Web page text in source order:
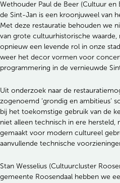
Wethouder Paul de Beer (Cultuur en
de Sint-Jan is een kroonjuweel van
Met deze restauratie behouden we
van grote cultuurhistorische
opnieuw een levende rol in onze
weer het decor vormen voor
programmering in de vernieuwde
Uit onderzoek naar de
zogenoemd ‘grondig en ambitieus’
bij het toekomstige gebruik van de
niet alleen technisch in ere hersteld,
gemaakt voor modern cultureel
aanvullende technische
Stan Wesselius (Cultuurcluster
gemeente Roosendaal hebben we